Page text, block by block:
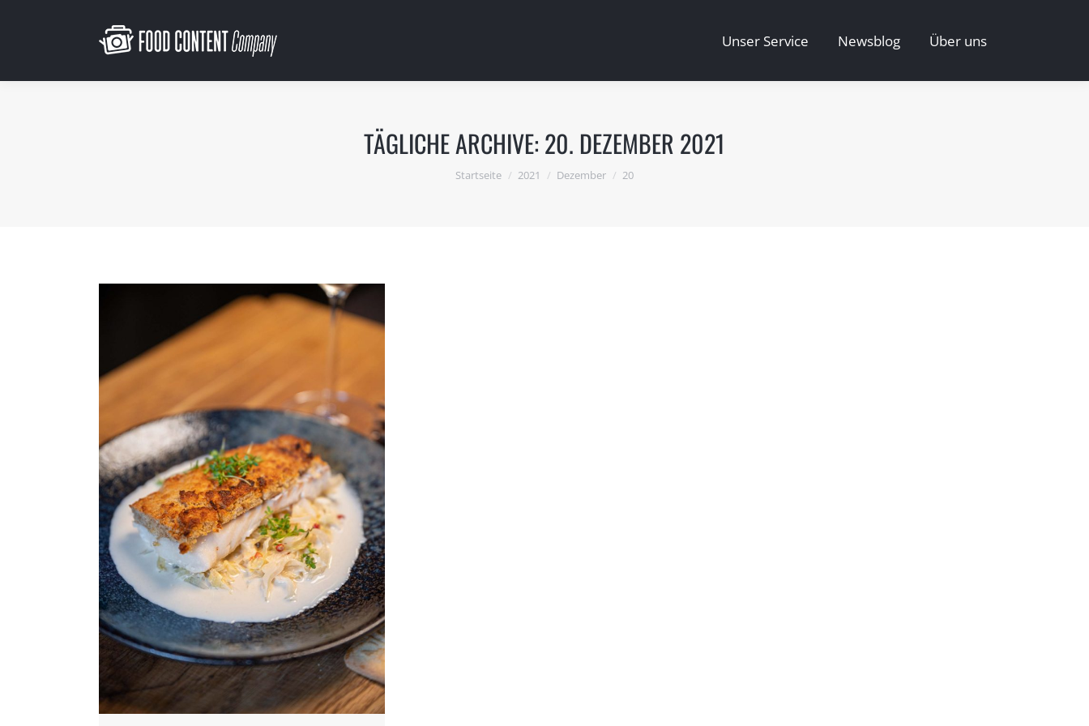
Unser Service Newsblog Über uns
TÄGLICHE ARCHIVE: 20. DEZEMBER 2021
Du bist hier:
Startseite 2021 Dezember 20